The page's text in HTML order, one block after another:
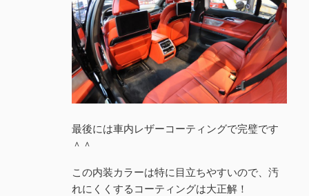
最後には車内レザーコーティングで完璧です
＾＾
この内装カラーは特に目立ちやすいので、汚
れにくくするコーティングは大正解！